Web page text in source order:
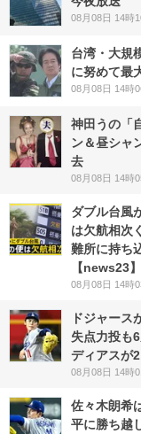
08月08日 14時
台湾・大規
に努めて最
08月08日 14時
神田うの「
ン＆昼シャ
去
08月08日 14時
ダブル台風
は欠航相次
難所に持ち
【news23】
08月08日 14時
ドジャー
失点力投も
ディアスが
08月08日 14時
佐々木朗希
平に勝ち越